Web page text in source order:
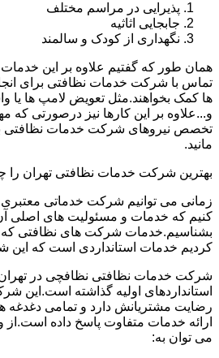
پذیرایی در مراسم مختلف
جابجایی اثاثیه
نگهداری از کودک و سالمند
همان طور که گفتیم علاوه بر این خدمات
تماس با شرکت خدمات نظافتی برای
ها کمک بخواهند.مثل تعویض لامپ ها یا
و...علاوه بر این کارها نیز درصورتی که
تخصص نیروهای شرکت خدمات نظافتی
مانید.
بهترین شرکت خدمات نظافتی تهران را
زمانی می توانیم شرکت خدماتی معتبری
کنیم که خدمات و مسئولیت های اصلی
بشناسیم.خدمات شرکت های نظافتی که
کردیم خدمات استانداردی است که این
شرکت خدمات نظافتی نظافچی در تهران
استانداردهای اولیه گذاشته است.این
رضایت مشتریانش دارد و تمامی دغدغه
ارائه خدمات متفاوت پاسخ داده
می توان به: